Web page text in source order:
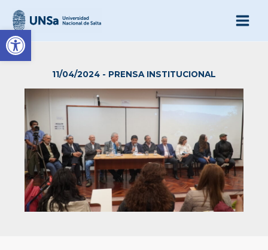
Abrir barra de
contenido
11/04/2024 - PRENSA INSTITUCIONAL